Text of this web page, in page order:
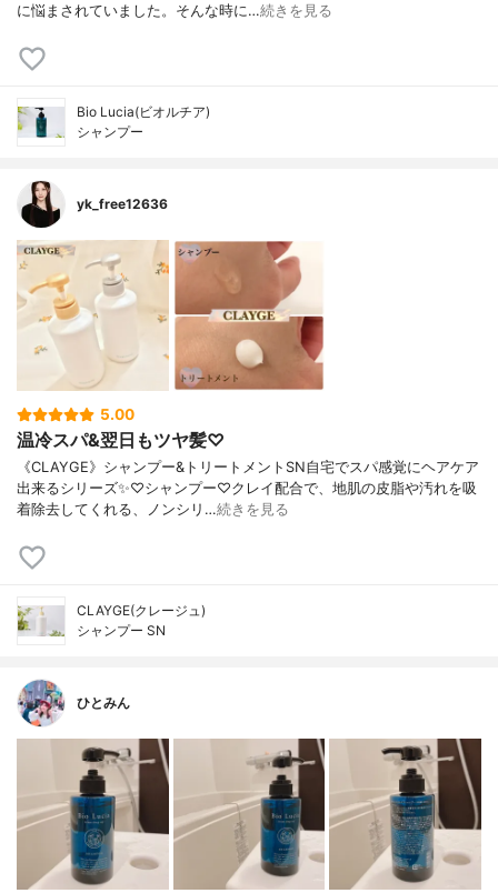
に悩まされていました。そんな時に…続きを見る
Bio Lucia(ビオルチア)
シャンプー
yk_free12636
5.00
温冷スパ&翌日もツヤ髪♡
《CLAYGE》シャンプー&トリートメントSN自宅でスパ感覚にヘアケア
出来るシリーズ✨♡シャンプー♡クレイ配合で、地肌の皮脂や汚れを吸
着除去してくれる、ノンシリ…続きを見る
CLAYGE(クレージュ)
シャンプー SN
ひとみん